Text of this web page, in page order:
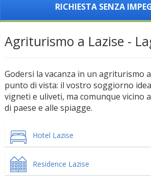
RICHIESTA SENZA
Agriturismo a Lazise -
Godersi la vacanza in un agriturismo
punto di vista: il vostro soggiorno
vigneti e uliveti, ma comunque vicino
di paese e alle spiagge.
Hotel Lazise
Residence Lazise